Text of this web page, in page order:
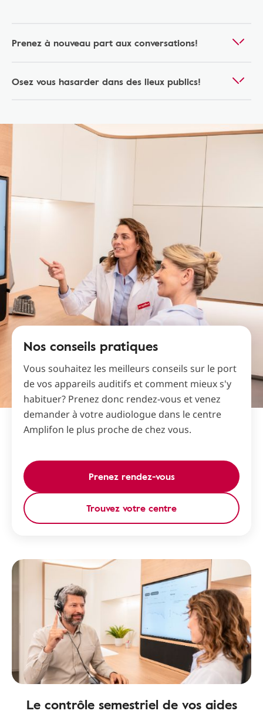
Prenez à nouveau part aux conversations!
Osez vous hasarder dans des lieux publics!
Nos conseils pratiques
Vous souhaitez les meilleurs conseils sur le port
de vos appareils auditifs et comment mieux s'y
habituer? Prenez donc rendez-vous et venez
demander à votre audiologue dans le centre
Amplifon le plus proche de chez vous.
Prenez rendez-vous
Trouvez votre centre
Le contrôle semestriel de vos aides